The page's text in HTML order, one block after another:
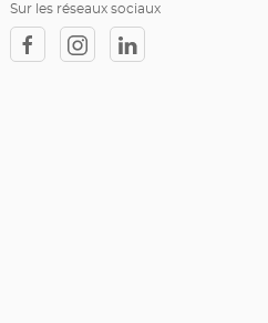
Sur les réseaux sociaux